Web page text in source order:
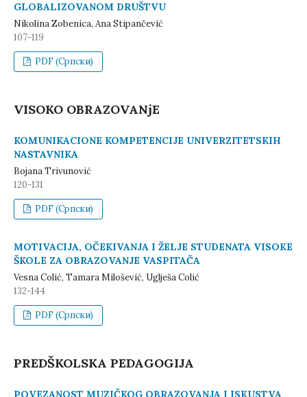
GLOBALIZOVANOM DRUŠTVU
Nikolina Zobenica, Ana Stipančević
107-119
PDF (Cрпски)
VISOKO OBRAZOVANјE
KOMUNIKACIONE KOMPETENCIJE UNIVERZITETSKIH
NASTAVNIKA
Bojana Trivunović
120-131
PDF (Cрпски)
MOTIVACIJA, OČEKIVANJA I ŽELJE STUDENATA VISOKE
ŠKOLE ZA OBRAZOVANJE VASPITAČA
Vesna Colić, Tamara Milošević, Uglješa Colić
132-144
PDF (Cрпски)
PREDŠKOLSKA PEDAGOGIJA
POVEZANOST MUZIČKOG OBRAZOVANJA I ISKUSTVA